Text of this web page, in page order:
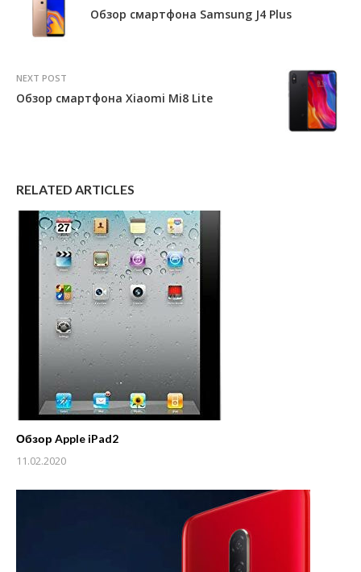
Обзор смартфона Samsung J4 Plus
NEXT POST
Обзор смартфона Xiaomi Mi8 Lite
RELATED ARTICLES
Обзор Apple iPad2
11.02.2020